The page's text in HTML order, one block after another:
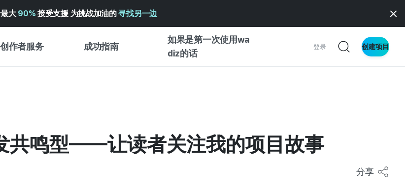
大 90% 接受支援 为挑战加油的寻找另一边
创作者服务 成功指南
如果是第一次使用wa
diz的话
登录 创建项目
奖励 ↗︎
成功项目故事
创作型
商务型
共鸣型——让读者关注我的项目故事
分享